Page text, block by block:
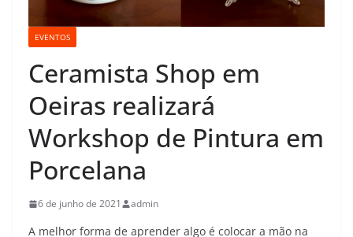
EVENTOS
Ceramista Shop em
Oeiras realizará
Workshop de Pintura em
Porcelana
6 de junho de 2021 admin
A melhor forma de aprender algo é colocar a mão na